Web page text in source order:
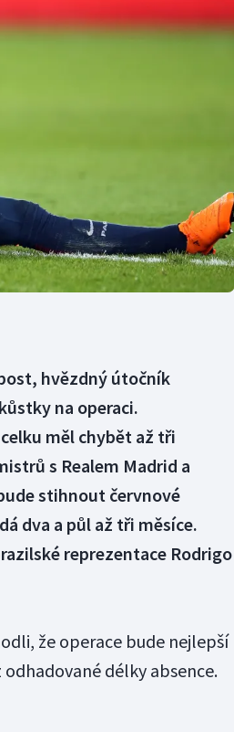
hvězdný útočník
na operaci.
měl chybět až tři
s Realem Madrid a
stihnout červnové
dva a půl až tři měsíce.
reprezentace Rodrigo
že operace bude nejlepší
délky absence.